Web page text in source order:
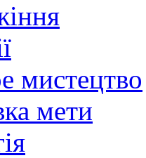
мистецтво
мети